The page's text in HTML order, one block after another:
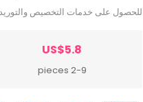
للحصول على خدمات التخصيص
US$5.8
2-9 pieces